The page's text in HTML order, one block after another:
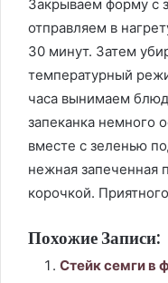
Закрываем форму с
отправляем в
30 минут. Затем
температурный
часа вынимаем
запеканка немного
вместе с зеленью
нежная запеченная
корочкой.
Похожие Записи:
Стейк семги в